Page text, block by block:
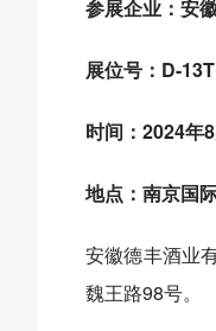
参展企业：安
展位号：D-13T
时间：2024年
地点：南京国
安徽德丰酒业
魏王路98号。